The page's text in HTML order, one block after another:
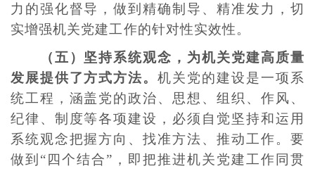
力的强化督导，做到精确制导、精准发力，切
实增强机关党建工作的针对性实效性。
（五）坚持系统观念，为机关党建高质量
发展提供了方式方法。机关党的建设是一项系
统工程，涵盖党的政治、思想、组织、作风、
纪律、制度等各项建设，必须自觉坚持和运用
系统观念把握方向、找准方法、推动工作。要
做到“四个结合”，即把推进机关党建工作同贯